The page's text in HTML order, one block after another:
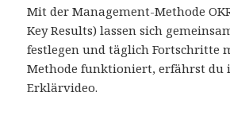
Mit der Management-Methode
Key Results) lassen sich
festlegen und täglich Fortschritte
Methode funktioniert, erfährst du
Erklärvideo.